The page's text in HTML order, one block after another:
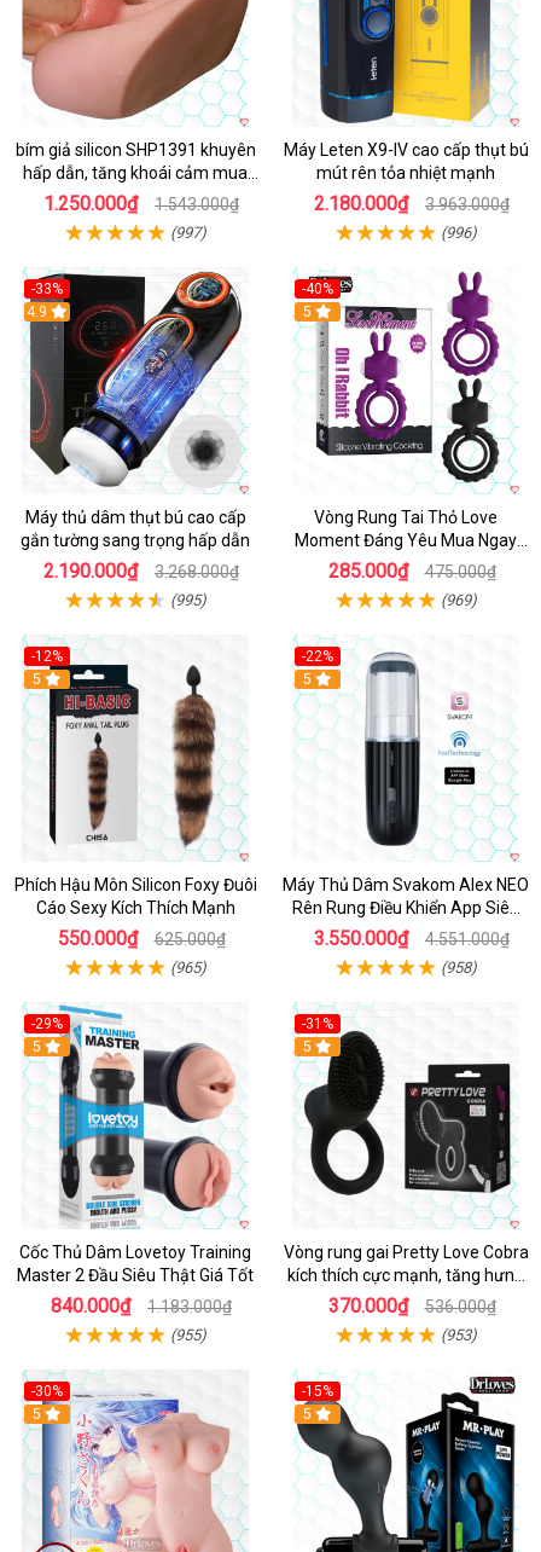
bím giả silicon SHP1391 khuyên
hấp dẫn, tăng khoái cảm mua
ngay
1.250.000₫ 1.543.000₫
(997)
Máy Leten X9-IV cao cấp thụt bú
mút rên tỏa nhiệt mạnh
2.180.000₫ 3.963.000₫
(996)
-33%
Hot
4.9
Máy thủ dâm thụt bú cao cấp
gắn tường sang trọng hấp dẫn
2.190.000₫ 3.268.000₫
(995)
-40%
5
Vòng Rung Tai Thỏ Love
Moment Đáng Yêu Mua Ngay
Giá Tốt
285.000₫ 475.000₫
(969)
-12%
Hot
5
Phích Hậu Môn Silicon Foxy Đuôi
Cáo Sexy Kích Thích Mạnh
550.000₫ 625.000₫
(965)
-22%
5
Máy Thủ Dâm Svakom Alex NEO
Rên Rung Điều Khiển App Siêu
Phê
3.550.000₫ 4.551.000₫
(958)
-29%
Hot
5
Cốc Thủ Dâm Lovetoy Training
Master 2 Đầu Siêu Thật Giá Tốt
840.000₫ 1.183.000₫
(955)
-31%
5
Vòng rung gai Pretty Love Cobra
kích thích cực mạnh, tăng hưng
phấn
370.000₫ 536.000₫
(953)
-30%
Hot
5
-15%
Hot
5